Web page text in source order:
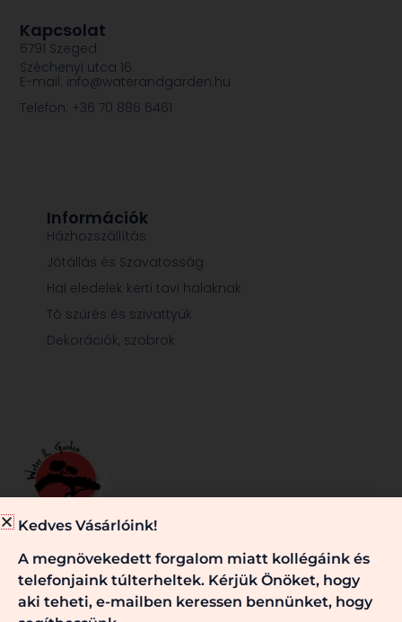
szükséges, nálunk megtalálható. Kérje véleményünket,
szaktanácsainkat! Keressen bennünket!
Információk
Házhozszállítás
Jótállás és Szavatosság
Hal eledelek kerti tavi halaknak
Tó szűrés és szivattyúk
Dekorációk, szobrok
Kapcsolat
6791 Szeged
Széchenyi utca 16.
E-mail: info@waterandgarden.hu
Telefon: +36 70 886 6461
Kedves Vásárlóink!
A megnövekedett forgalom miatt kollégáink és
telefonjaink túlterheltek. Kérjük Önöket, hogy
aki teheti, e-mailben keressen bennünket, hogy